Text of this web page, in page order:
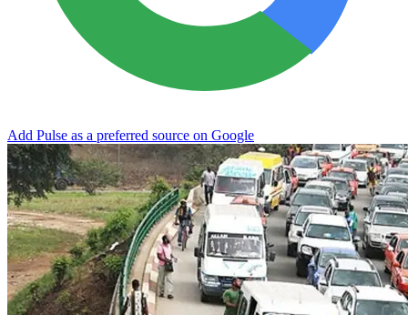
Add Pulse as a preferred source on Google